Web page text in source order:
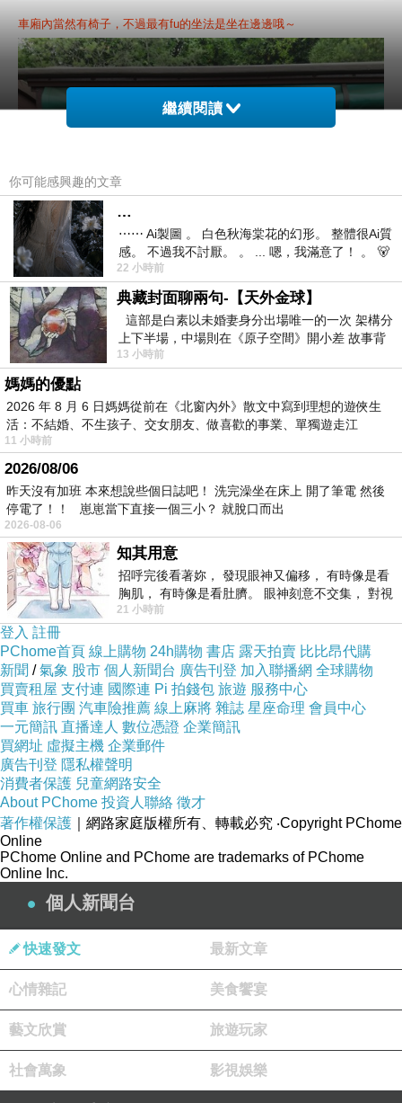
車廂內當然有椅子，不過最有fu的坐法是坐在邊邊哦～
火車車廂還滿多個的
繼續閱讀
你可能感興趣的文章
…
⋯⋯ Ai製圖 。 白色秋海棠花的幻形。 整體很Ai質
感。 不過我不討厭。 。 ... 嗯，我滿意了！ 。 🐻
昨中
22 小時前
典藏封面聊兩句-【天外金球】
這部是白素以未婚妻身分出場唯一的一次 架構分
上下半場，中場則在《原子空間》開小差 故事背
景影射西藏境外流亡 地下組織
13 小時前
媽媽的優點
2026 年 8 月 6 日媽媽從前在《北窗內外》散文中寫到理想的遊俠生
活：不結婚、不生孩子、交女朋友、做喜歡的事業、單獨遊走江
湖⋯⋯，
11 小時前
2026/08/06
昨天沒有加班 本來想說些個日誌吧！ 洗完澡坐在床上 開了筆電 然後
停電了！！ 崽崽當下直接一個三小？ 就脫口而出
2026-08-06
知其用意
招呼完後看著妳， 發現眼神又偏移， 有時像是看
胸肌， 有時像是看肚臍。 眼神刻意不交集， 對視
視線不對齊， 讓我很難不
21 小時前
登入 註冊
PChome首頁 線上購物 24h購物 書店 露天拍賣 比比昂代購
新聞 /氣象 股市 個人新聞台 廣告刊登 加入聯播網 全球購物
買賣租屋 支付連 國際連 Pi 拍錢包 旅遊 服務中心
買車 旅行團 汽車險推薦 線上麻將 雜誌 星座命理 會員中心
一元簡訊 直播達人 數位憑證 企業簡訊
買網址 虛擬主機 企業郵件
廣告刊登 隱私權聲明
消費者保護 兒童網路安全
About PChome 投資人聯絡 徵才
著作權保護 ｜網路家庭版權所有、轉載必究 ‧Copyright PChome
Online
PChome Online and PChome are trademarks of PChome
Online Inc.
個人新聞台
快速發文 最新文章
心情雜記 美食饗宴
藝文欣賞 旅遊玩家
社會萬象 影視娛樂